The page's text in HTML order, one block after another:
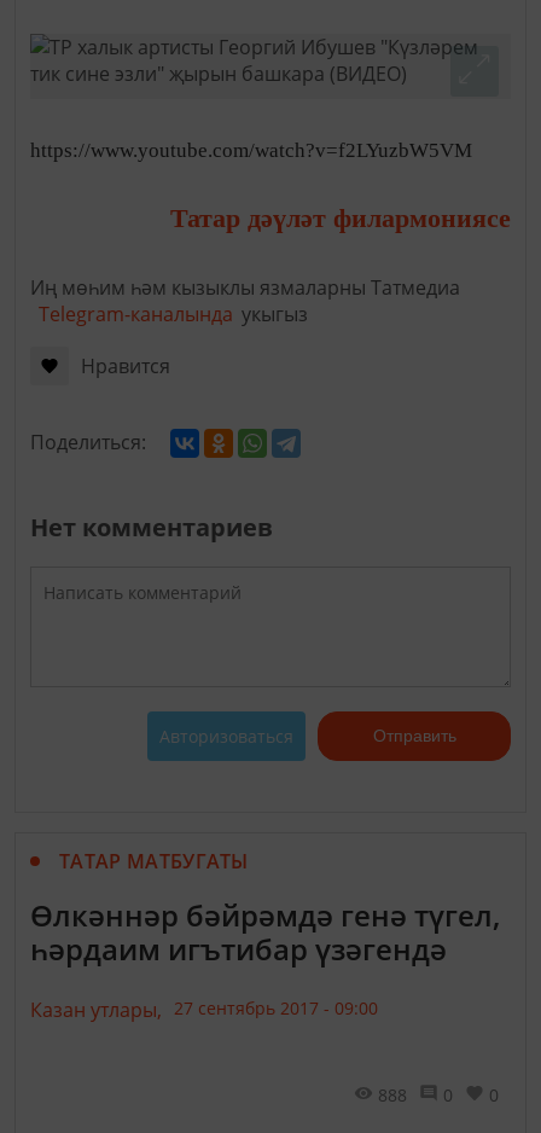
https://www.youtube.com/watch?v=f2LYuzbW5VM
Татар дәүләт филармониясе
Иң мөһим һәм кызыклы язмаларны Татмедиа
Telegram-каналында укыгыз
Нравится
Поделиться:
Нет комментариев
Авторизоваться Отправить
ТАТАР МАТБУГАТЫ
Өлкәннәр бәйрәмдә генә түгел,
һәрдаим игътибар үзәгендә
Казан утлары, 27 сентябрь 2017 - 09:00
888 0 0